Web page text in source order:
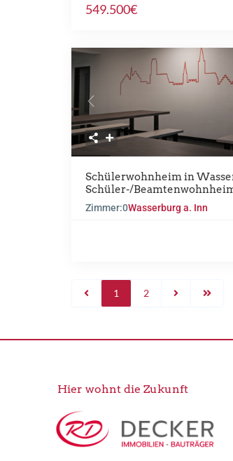
549.500€
Previous
Schülerwohnheim in
Schüler-/
Zimmer:0Wasserburg a. Inn
1 2
Hier wohnt die Zukunft